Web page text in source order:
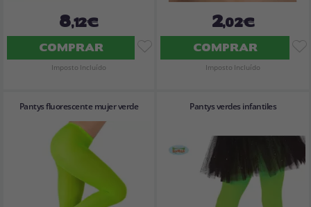
8,12€
COMPRAR
Imposto Incluído
2,02€
COMPRAR
Imposto Incluído
Pantys fluorescente mujer verde Pantys verdes infantiles